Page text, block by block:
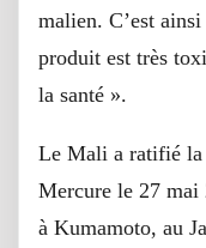
malien. C’est
produit est très
la santé ».
Le Mali a ratifié la
Mercure le 27 mai
à Kumamoto, au